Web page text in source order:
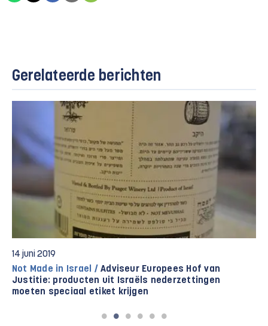
Gerelateerde berichten
14 juni 2019
Not Made in Israel /Adviseur Europees Hof van
Justitie: producten uit Israëls nederzettingen
moeten speciaal etiket krijgen